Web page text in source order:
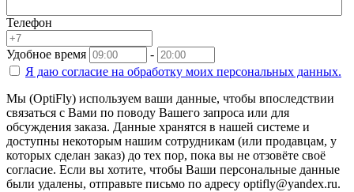
Телефон
Удобное время
-
Я даю согласие на обработку моих персональных данных.
Мы (OptiFly) используем ваши данные, чтобы впоследствии
связаться с Вами по поводу Вашего запроса или для
обсуждения заказа. Данные хранятся в нашей системе и
доступны некоторым нашим сотрудникам (или продавцам, у
которых сделан заказ) до тех пор, пока вы не отзовёте своё
согласие. Если вы хотите, чтобы Ваши персональные данные
были удалены, отправьте письмо по адресу optifly@yandex.ru.